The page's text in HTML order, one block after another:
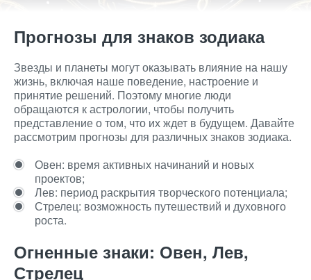
Прогнозы для знаков зодиака
Звезды и планеты могут оказывать влияние на нашу
жизнь, включая наше поведение, настроение и
принятие решений. Поэтому многие люди
обращаются к астрологии, чтобы получить
представление о том, что их ждет в будущем. Давайте
рассмотрим прогнозы для различных знаков зодиака.
Овен: время активных начинаний и новых
проектов;
Лев: период раскрытия творческого потенциала;
Стрелец: возможность путешествий и духовного
роста.
Огненные знаки: Овен, Лев,
Стрелец